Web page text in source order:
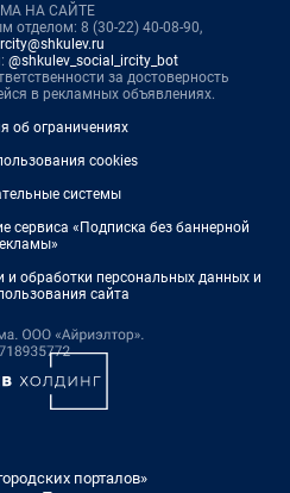
НА САЙТЕ
отделом: 8 (30-22) 40-08-90,
@shkulev_social_ircity_bot
за достоверность
в рекламных объявлениях.
об ограничениях
cookies
системы
сервиса «Подписка без баннерной
и обработки персональных данных и
сайта
порталов»